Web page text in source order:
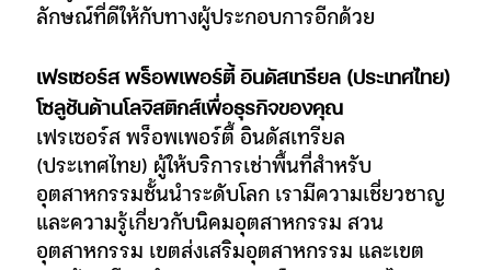
ลักษณ์ที่ดีให้กับทางผู้ประกอบการอีกด้วย
เฟรเซอร์ส พร็อพเพอร์ตี้ อินดัสเทรียล (ประเทศไทย)
โซลูชันด้านโลจิสติกส์เพื่อธุรกิจของคุณ
เฟรเซอร์ส พร็อพเพอร์ตี้ อินดัสเทรียล
(ประเทศไทย) ผู้ให้บริการเช่าพื้นที่สำหรับ
อุตสาหกรรมชั้นนำระดับโลก เรามีความเชี่ยวชาญ
และความรู้เกี่ยวกับนิคมอุตสาหกรรม สวน
อุตสาหกรรม เขตส่งเสริมอุตสาหกรรม และเขต